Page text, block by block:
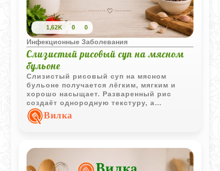
1,62K 0 0
Инфекционные Заболевания
Слизистый рисовый суп на мясном
бульоне
Слизистый рисовый суп на мясном
бульоне получается лёгким, мягким и
хорошо насыщает. Разваренный рис
создаёт однородную текстуру, а
сливочное масло делает вкус более
мягким.Вилка